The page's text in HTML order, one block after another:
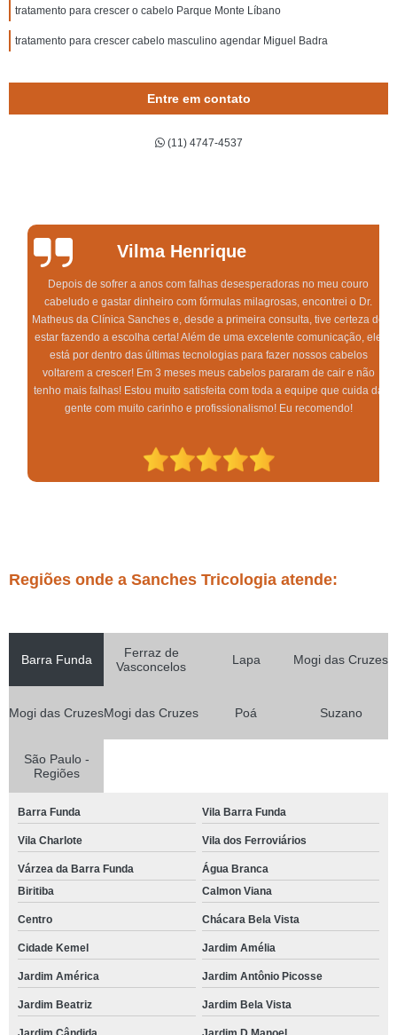
tratamento para crescer o cabelo Parque Monte Líbano
tratamento para crescer cabelo masculino agendar Miguel Badra
Entre em contato
(11) 4747-4537
Vilma Henrique
Depois de sofrer a anos com falhas desesperadoras no meu couro
cabeludo e gastar dinheiro com fórmulas milagrosas, encontrei o Dr.
Matheus da Clínica Sanches e, desde a primeira consulta, tive certeza de
estar fazendo a escolha certa! Além de uma excelente comunicação, ele
está por dentro das últimas tecnologias para fazer nossos cabelos
voltarem a crescer! Em 3 meses meus cabelos pararam de cair e não
tenho mais falhas! Estou muito satisfeita com toda a equipe que cuida da
gente com muito carinho e profissionalismo! Eu recomendo!
Regiões onde a Sanches Tricologia atende:
Barra Funda
Ferraz de
Vasconcelos
Lapa Mogi das Cruzes
Mogi das CruzesMogi das Cruzes Poá Suzano
São Paulo -
Regiões
Barra Funda Vila Barra Funda
Vila Charlote Vila dos Ferroviários
Várzea da Barra Funda
Água Branca
Biritiba
Calmon Viana
Centro Chácara Bela Vista
Cidade Kemel Jardim Amélia
Jardim América Jardim Antônio Picosse
Jardim Beatriz Jardim Bela Vista